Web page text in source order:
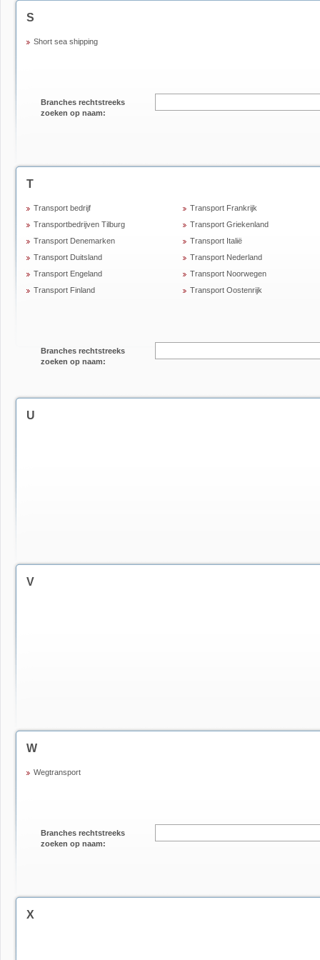
S
Short sea shipping
Branches rechtstreeks
zoeken op naam:
T
Transport bedrijf
Transportbedrijven Tilburg
Transport Denemarken
Transport Duitsland
Transport Engeland
Transport Finland
Transport Frankrijk
Transport Griekenland
Transport Italië
Transport Nederland
Transport Noorwegen
Transport Oostenrijk
Branches rechtstreeks
zoeken op naam:
U
V
W
Wegtransport
Branches rechtstreeks
zoeken op naam:
X